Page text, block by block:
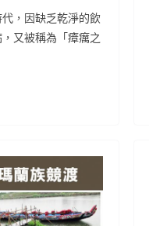
，因缺乏乾淨的飲
又被稱為「瘴癘之